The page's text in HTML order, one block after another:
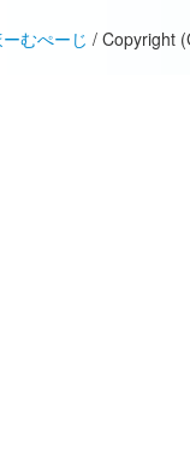
むぺーじ / Copyright